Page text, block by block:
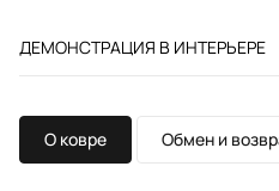
ДЕМОНСТРАЦИЯ В ИНТЕРЬЕРЕ
О ковре Обмен и